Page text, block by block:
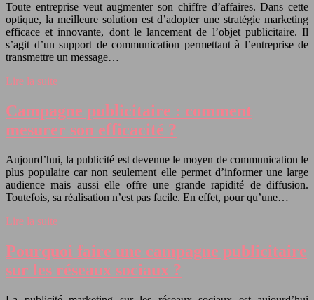
Toute entreprise veut augmenter son chiffre d’affaires. Dans cette
optique, la meilleure solution est d’adopter une stratégie marketing
efficace et innovante, dont le lancement de l’objet publicitaire. Il
s’agit d’un support de communication permettant à l’entreprise de
transmettre un message…
Lire la suite
Campagne publicitaire : comment
mesurer son efficacité ?
Aujourd’hui, la publicité est devenue le moyen de communication le
plus populaire car non seulement elle permet d’informer une large
audience mais aussi elle offre une grande rapidité de diffusion.
Toutefois, sa réalisation n’est pas facile. En effet, pour qu’une…
Lire la suite
Pourquoi faire une campagne publicitaire
sur les réseaux sociaux ?